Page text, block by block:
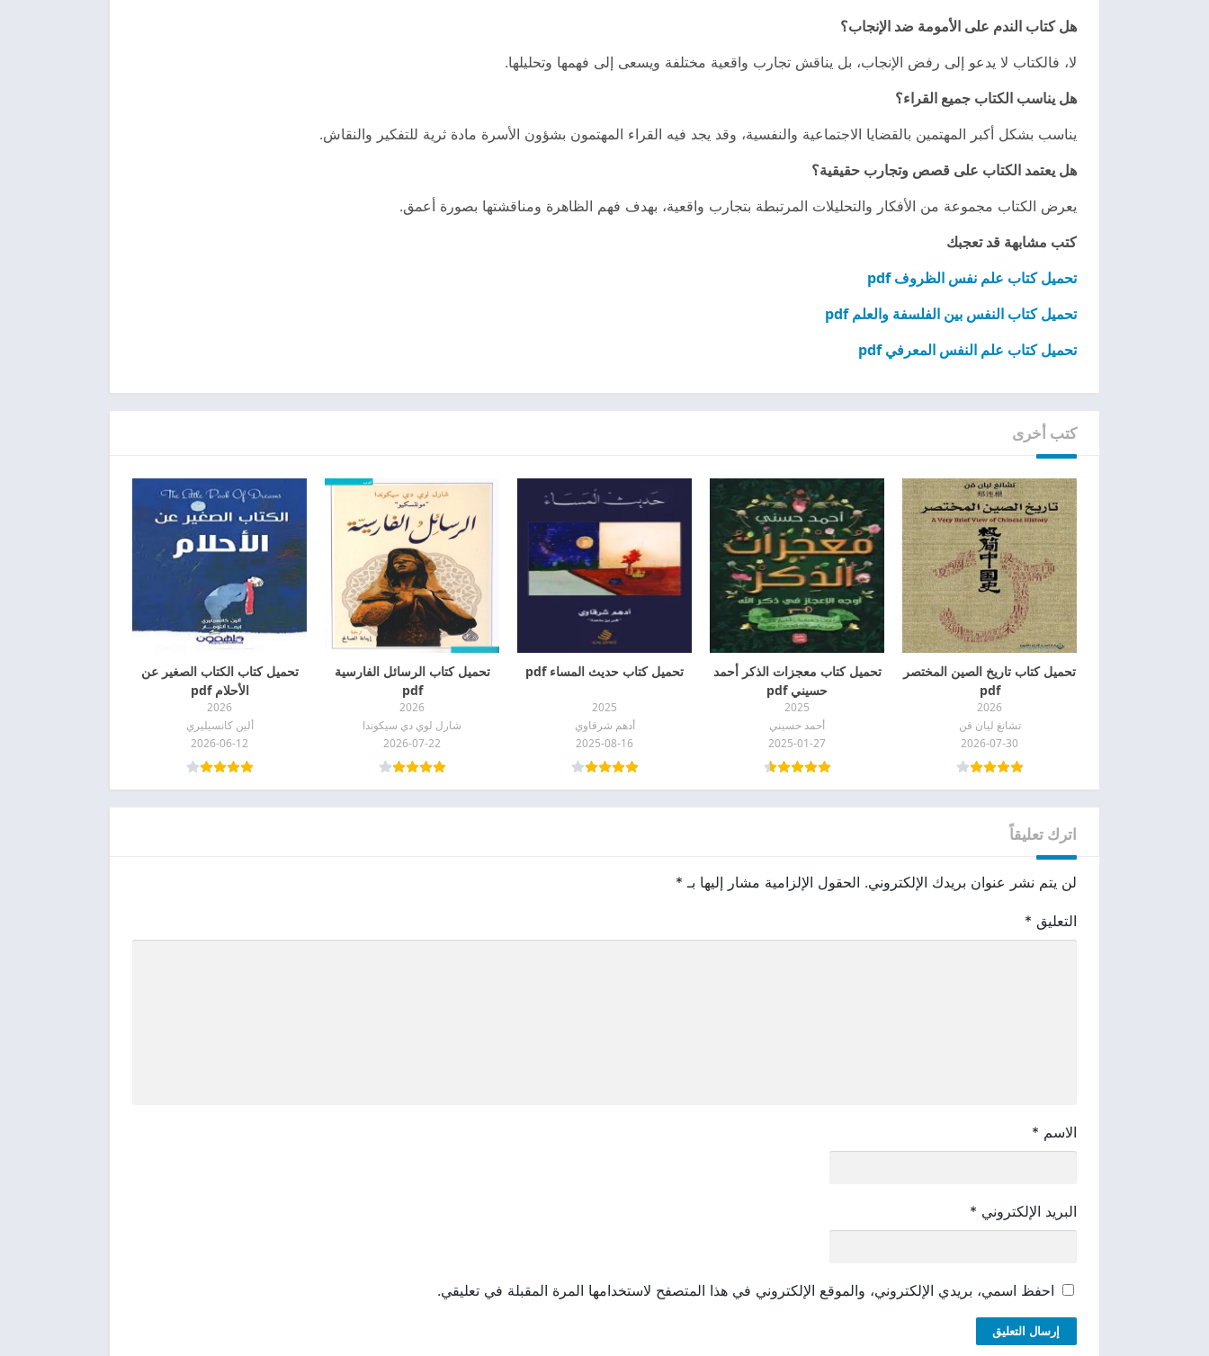
هل كتاب الندم على الأمومة ضد الإنجاب؟
لا، فالكتاب لا يدعو إلى رفض الإنجاب، بل يناقش تجارب واقعية مختلفة ويسعى إلى فهمها وتحليلها.
هل يناسب الكتاب جميع القراء؟
يناسب بشكل أكبر المهتمين بالقضايا الاجتماعية والنفسية، وقد يجد فيه القراء المهتمون بشؤون الأسرة مادة ثرية للتفكير والنقاش.
هل يعتمد الكتاب على قصص وتجارب حقيقية؟
يعرض الكتاب مجموعة من الأفكار والتحليلات المرتبطة بتجارب واقعية، بهدف فهم الظاهرة ومناقشتها بصورة أعمق.
كتب مشابهة قد تعجبك
تحميل كتاب علم نفس الظروف pdf
تحميل كتاب النفس بين الفلسفة والعلم pdf
تحميل كتاب علم النفس المعرفي pdf
كتب أخرى
تحميل كتاب تاريخ الصين المختصر
pdf
2026
تشانغ ليان قن
2026-07-30
تحميل كتاب معجزات الذكر أحمد
حسيني pdf
2025
أحمد حسيني
2025-01-27
تحميل كتاب حديث المساء pdf
2025
أدهم شرقاوي
2025-08-16
تحميل كتاب الرسائل الفارسية
pdf
2026
شارل لوي دي سيكوندا
2026-07-22
تحميل كتاب الكتاب الصغير عن
الأحلام pdf
2026
ألين كانسيليري
2026-06-12
اترك تعليقاً
لن يتم نشر عنوان بريدك الإلكتروني. الحقول الإلزامية مشار إليها بـ *
التعليق *
الاسم *
البريد الإلكتروني *
احفظ اسمي، بريدي الإلكتروني، والموقع الإلكتروني في هذا المتصفح لاستخدامها المرة المقبلة في تعليقي.